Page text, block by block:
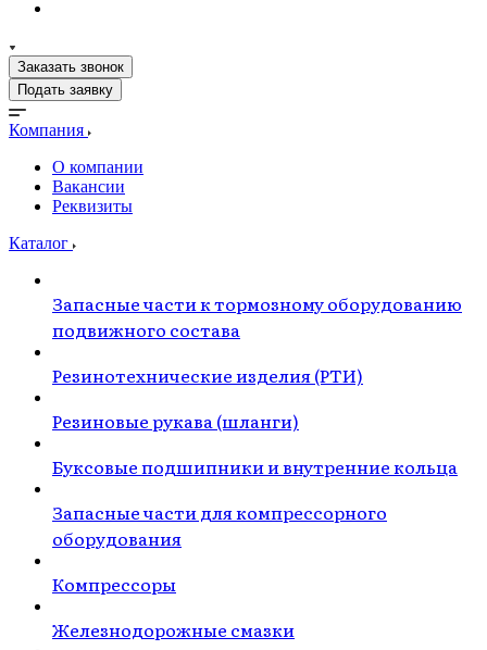
Заказать звонок
Подать заявку
Компания
О компании
Вакансии
Реквизиты
Каталог
Запасные части к тормозному оборудованию
подвижного состава
Резинотехнические изделия (РТИ)
Резиновые рукава (шланги)
Буксовые подшипники и внутренние кольца
Запасные части для компрессорного
оборудования
Компрессоры
Железнодорожные смазки